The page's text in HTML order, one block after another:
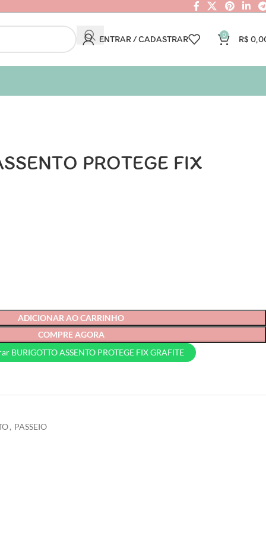
ENTRAR / CADASTRAR 0 R$
PROTEGE FIX
ADICIONAR AO CARRINHO
COMPRE AGORA
BURIGOTTO ASSENTO PROTEGE FIX GRAFITE
, PASSEIO